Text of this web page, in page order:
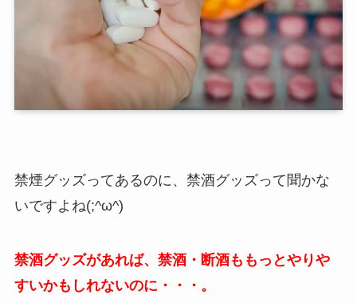
禁煙グッズってあるのに、禁酒グッズって聞かな
いですよね(;^ω^)
禁酒グッズがあれば、禁酒・断酒ももっとやりや
すいかもしれないのに・・・。